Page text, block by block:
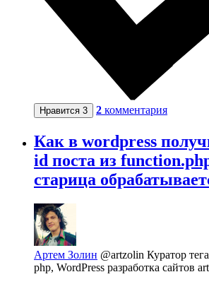
Нравится 3 2 комментария
Как в wordpress
id поста из
старица
Артем Золин @artzolin Куратор
php, WordPress разработка сайтов